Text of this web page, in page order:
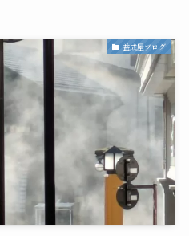
益成屋ブログ